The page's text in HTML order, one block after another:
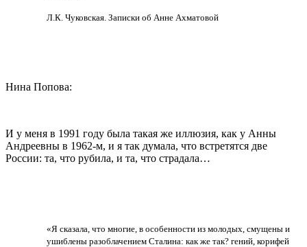
Л.К. Чуковская. Записки об Анне Ахматовой
Нина Попова:
И у меня в 1991 году была такая же иллюзия, как у Анны
Андреевны в 1962-м, и я так думала, что встретятся две
России: та, что рубила, и та, что страдала…
«Я сказала, что многие, в особенности из молодых, смущены и
ушиблены разоблачением Сталина: как же так? гений, корифей